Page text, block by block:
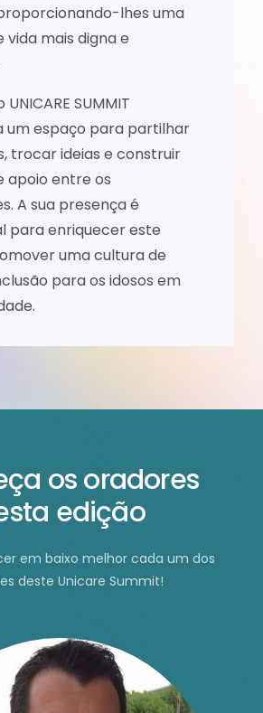
lhes uma
vida mais digna e
SUMMIT
um espaço para partilhar
trocar ideias e construir
apoio entre os
A sua presença é
para enriquecer este
uma cultura de
para os idosos em
ça osoradores
sta edição
em baixo melhor cada um dos
deste Unicare Summit!